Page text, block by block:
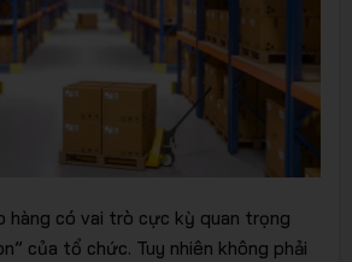
hàng có vai trò cực kỳ quan trọng
của tổ chức. Tuy nhiên không phải